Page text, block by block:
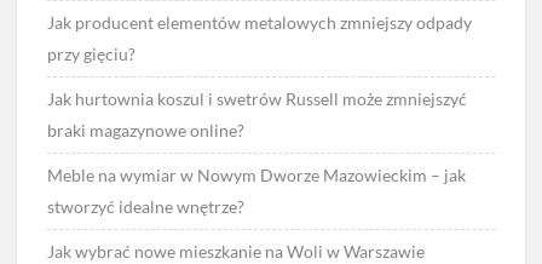
Jak producent elementów metalowych zmniejszy odpady
przy gięciu?
Jak hurtownia koszul i swetrów Russell może zmniejszyć
braki magazynowe online?
Meble na wymiar w Nowym Dworze Mazowieckim – jak
stworzyć idealne wnętrze?
Jak wybrać nowe mieszkanie na Woli w Warszawie